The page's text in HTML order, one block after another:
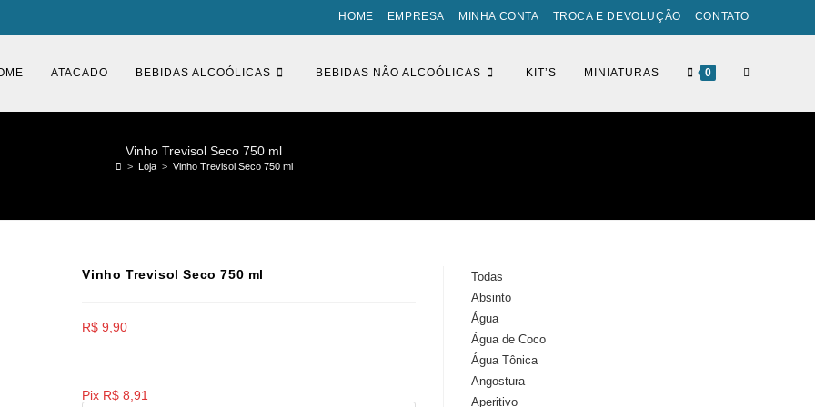
HOME EMPRESA MINHA CONTA TROCA E DEVOLUÇÃO CONTATO
ATACADO BEBIDAS ALCOÓLICAS BEBIDAS NÃO ALCOÓLICAS KIT’S MINIATURAS 0
Vinho Trevisol Seco 750 ml
> Loja > Vinho Trevisol Seco 750 ml
Todas
Absinto
Água
Água de Coco
Água Tônica
Angostura
Aperitivo
Vinho Trevisol Seco 750 ml
R$ 9,90
Pix R$ 8,91